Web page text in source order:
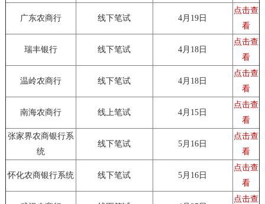
广东农商行 线下笔试 4月19日
点击查
看
瑞丰银行 线下笔试 4月18日
点击查
看
温岭农商行 线下笔试 4月18日
点击查
看
南海农商行 线上笔试 4月15日
点击查
看
张家界农商银行系
统
线下笔试 5月16日
点击查
看
怀化农商银行系统 线下笔试 5月16日
点击查
看
点击查